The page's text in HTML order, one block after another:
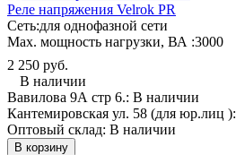
Реле напряжения Velrok PR
Сеть:для однофазной сети
Мах. мощность нагрузки, ВА :3000
2 250 руб.
В наличии
Вавилова 9А стр 6.: В наличии
Кантемировская ул. 58 (для юр.лиц ):
Оптовый склад: В наличии
В корзину